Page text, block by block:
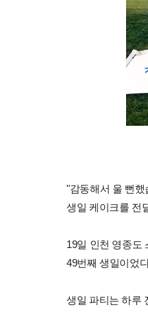
"감동해서 울 뻔
생일 케이크를 전
19일 인천 영종도
49번째 생일이었
생일 파티는 하루